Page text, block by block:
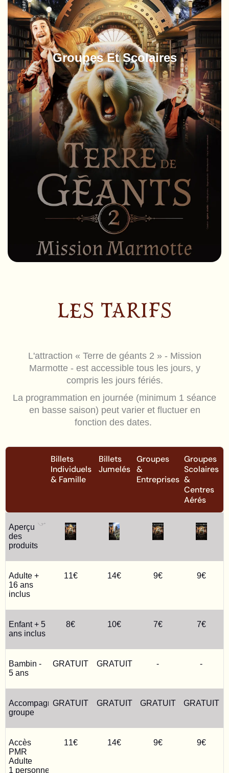
Groupes Et Scolaires
LES TARIFS
L'attraction « Terre de géants 2 » - Mission
Marmotte - est accessible tous les jours, y
compris les jours fériés.
La programmation en journée (minimum 1 séance
en basse saison) peut varier et fluctuer en
fonction des dates.
Billets
Individuels
& Famille
Billets
Jumelés
Groupes
&
Entreprises
Groupes
Scolaires
&
Centres
Aérés
Aperçu
des
produits
Adulte +
16 ans
inclus
11€ 14€ 9€ 9€
Enfant + 5
ans inclus
8€ 10€ 7€ 7€
Bambin -
5 ans
GRATUIT GRATUIT - -
Accompagnateur
groupe
GRATUIT GRATUIT GRATUIT GRATUIT
Accès
PMR
Adulte
1 personne
11€ 14€ 9€ 9€